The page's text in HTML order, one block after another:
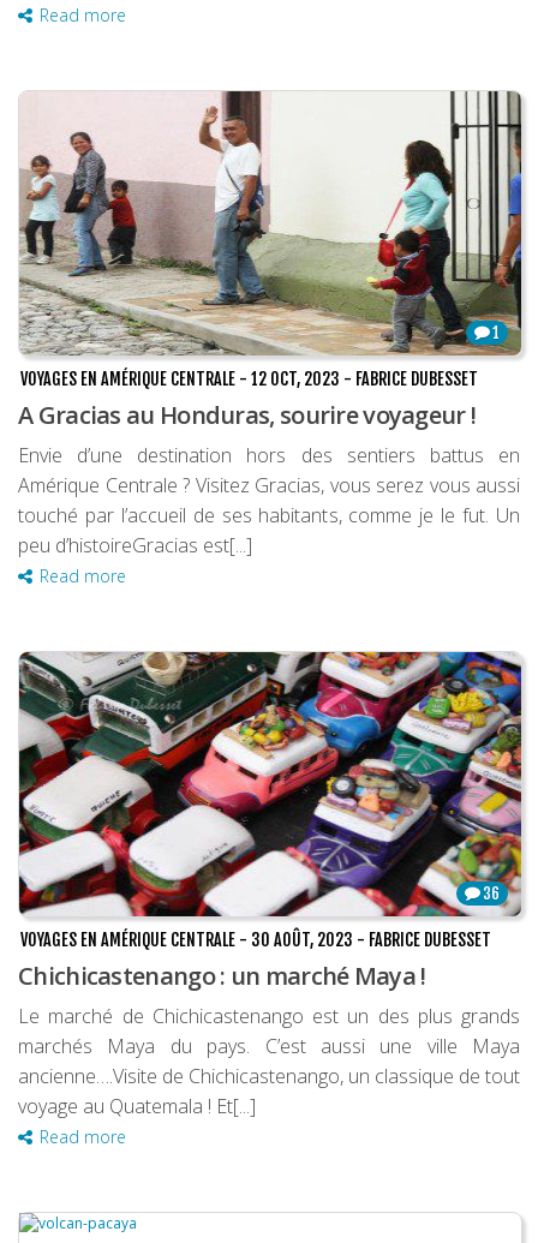
Read more
1
VOYAGES EN AMÉRIQUE CENTRALE - 12 OCT, 2023 - FABRICE DUBESSET
A Gracias au Honduras, sourire voyageur !
Envie d’une destination hors des sentiers battus en
Amérique Centrale ? Visitez Gracias, vous serez vous aussi
touché par l’accueil de ses habitants, comme je le fut. Un
peu d’histoireGracias est[...]
Read more
36
VOYAGES EN AMÉRIQUE CENTRALE - 30 AOÛT, 2023 - FABRICE DUBESSET
Chichicastenango : un marché Maya !
Le marché de Chichicastenango est un des plus grands
marchés Maya du pays. C’est aussi une ville Maya
ancienne….Visite de Chichicastenango, un classique de tout
voyage au Quatemala ! Et[...]
Read more